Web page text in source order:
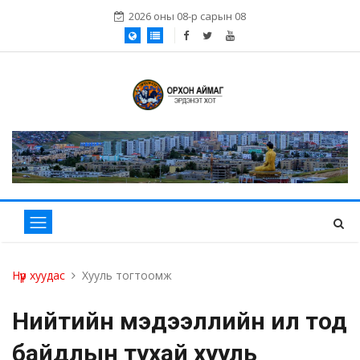
2026 оны 08-р сарын 08
Нүүр хуудас Хууль тогтоомж
Нийтийн мэдээллийн ил тод
байдлын тухай хууль